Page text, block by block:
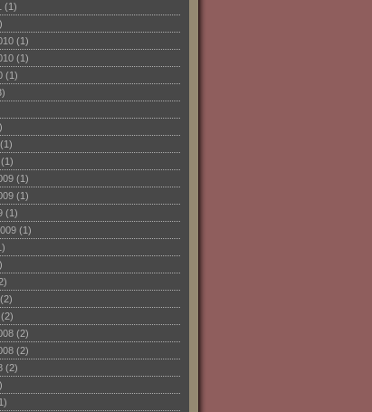
(1)
(1)
(1)
(1)
(1)
(1)
(1)
(1)
(1)
(1)
(2)
(2)
(2)
(2)
(2)